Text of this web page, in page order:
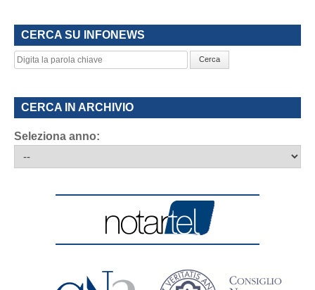
CERCA SU INFONEWS
Cerca
CERCA IN ARCHIVIO
Seleziona anno: